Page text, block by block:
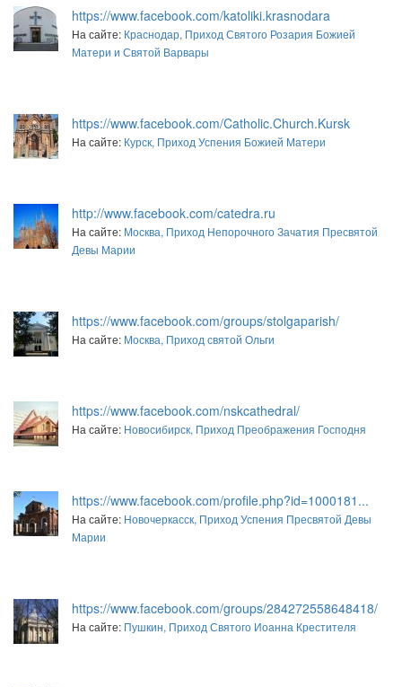
https://www.facebook.com/katoliki.krasnodara
На сайте: Краснодар, Приход Святого Розария Божией
Матери и Святой Варвары
https://www.facebook.com/Catholic.Church.Kursk
На сайте: Курск, Приход Успения Божией Матери
http://www.facebook.com/catedra.ru
На сайте: Москва, Приход Непорочного Зачатия Пресвятой
Девы Марии
https://www.facebook.com/groups/stolgaparish/
На сайте: Москва, Приход святой Ольги
https://www.facebook.com/nskcathedral/
На сайте: Новосибирск, Приход Преображения Господня
https://www.facebook.com/profile.php?id=1000181...
На сайте: Новочеркасск, Приход Успения Пресвятой Девы
Марии
https://www.facebook.com/groups/284272558648418/
На сайте: Пушкин, Приход Святого Иоанна Крестителя